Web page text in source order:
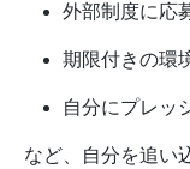
外部制度に応
期限付きの環
自分にプレッ
など、自分を追い